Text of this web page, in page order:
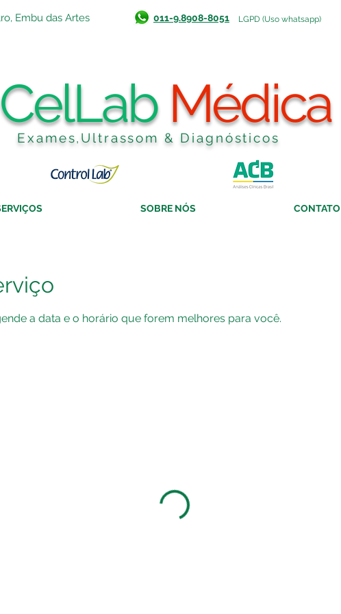
Embu das Artes 011-9.8908-8051 LGPD (Uso whatsapp)
CelLab Médica
Exames,Ultrassom & Diagnósticos
SOBRE NÓS CONTATO
a data e o horário que forem melhores para você.